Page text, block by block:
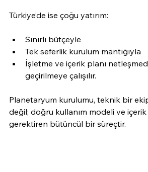
Türkiye’de ise çoğu yatırım:
Sınırlı bütçeyle
Tek seferlik kurulum mantığıyla
İşletme ve içerik planı
geçirilmeye çalışılır.
Planetaryum kurulumu, teknik bir
değil; doğru kullanım modeli ve içerik
gerektiren bütüncül bir süreçtir.